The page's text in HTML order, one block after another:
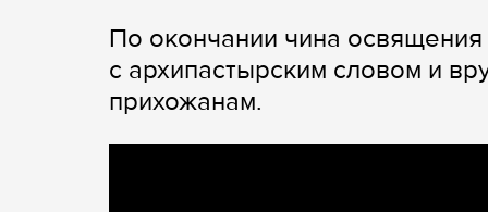
По окончании чина
с архипастырским словом и
прихожанам.